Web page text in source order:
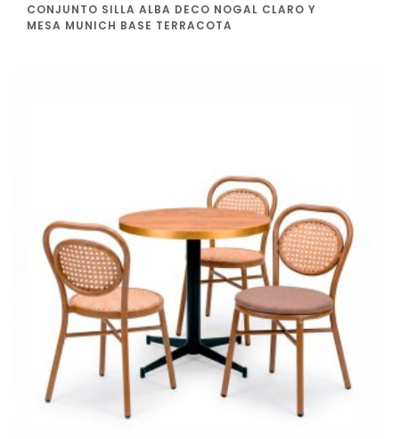
CONJUNTO SILLA ALBA DECO NOGAL CLARO Y
MESA MUNICH BASE TERRACOTA